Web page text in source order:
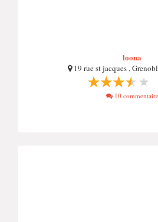
loona
19 rue st jacques ,
10 commentaire